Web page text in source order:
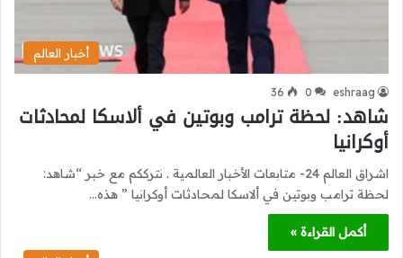
أخبار العالم
eshraag
0
36
شاهد: لحظة ترامب وبوتين في ألاسكا لمحادثات
أوكرانيا
اشراق العالم 24- متابعات الأخبار العالمية . نترككم مع خبر “شاهد:
لحظة ترامب وبوتين في ألاسكا لمحادثات أوكرانيا ” هذه…
أكمل القراءة »